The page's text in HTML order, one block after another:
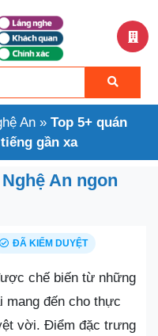
An » Top 5+ quán
gần xa
An ngon
ĐÃ KIỂM DUYỆT
chế biến từ những
mang đến cho thực
vời. Điểm đặc trưng